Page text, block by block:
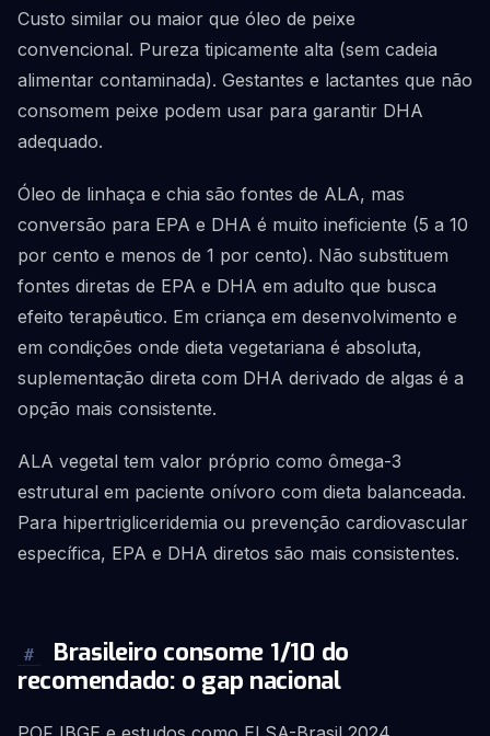
Custo similar ou maior que óleo de peixe
convencional. Pureza tipicamente alta (sem cadeia
alimentar contaminada). Gestantes e lactantes que não
consomem peixe podem usar para garantir DHA
adequado.
Óleo de linhaça e chia são fontes de ALA, mas
conversão para EPA e DHA é muito ineficiente (5 a 10
por cento e menos de 1 por cento). Não substituem
fontes diretas de EPA e DHA em adulto que busca
efeito terapêutico. Em criança em desenvolvimento e
em condições onde dieta vegetariana é absoluta,
suplementação direta com DHA derivado de algas é a
opção mais consistente.
ALA vegetal tem valor próprio como ômega-3
estrutural em paciente onívoro com dieta balanceada.
Para hipertrigliceridemia ou prevenção cardiovascular
específica, EPA e DHA diretos são mais consistentes.
#
Brasileiro consome 1/10 do
recomendado: o gap nacional